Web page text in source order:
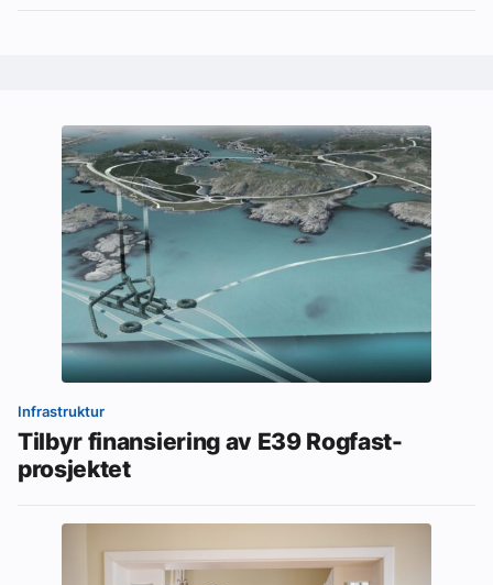
Infrastruktur
Tilbyr finansiering av E39 Rogfast-
prosjektet